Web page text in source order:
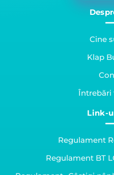
Cine
Klap
Întrebări
Link-
Regulament
Regulament BT